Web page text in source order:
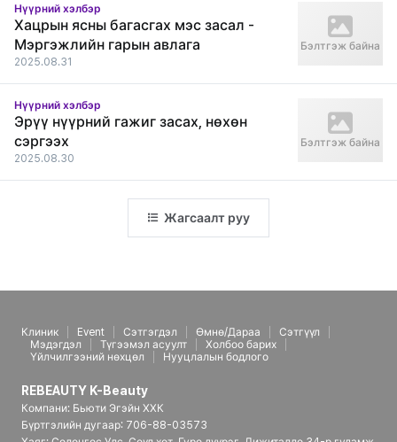
Нүүрний хэлбэр
Хацрын ясны багасгах мэс засал -
Мэргэжлийн гарын авлага
2025.08.31
Бэлтгэж байна
Нүүрний хэлбэр
Эрүү нүүрний гажиг засах, нөхөн
сэргээх
2025.08.30
Бэлтгэж байна
Жагсаалт руу
Клиник Event Сэтгэгдэл Өмнө/Дараа
Сэтгүүл
Мэдэгдэл
Түгээмэл асуулт
Холбоо барих
Үйлчилгээний нөхцөл
Нууцлалын бодлого
REBEAUTY K-Beauty
Компани: Бьюти Эгэйн ХХК
Бүртгэлийн дугаар: 706-88-03573